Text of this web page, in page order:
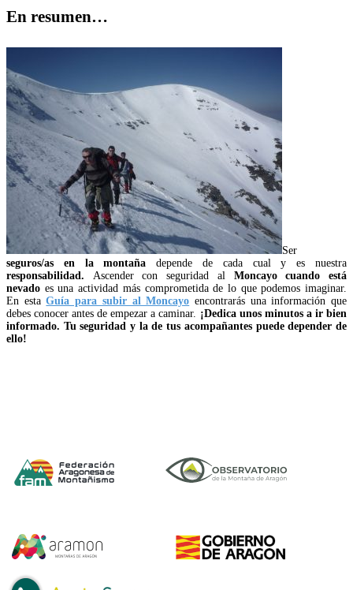
En resumen…
Ser
seguros/as en la montaña depende de cada cual y es nuestra
responsabilidad. Ascender con seguridad al Moncayo cuando está
nevado es una actividad más comprometida de lo que podemos imaginar.
En estaGuía para subir al Moncayo encontrarás una información que
debes conocer antes de empezar a caminar. ¡Dedica unos minutos a ir bien
informado. Tu seguridad y la de tus acompañantes puede depender de
ello!